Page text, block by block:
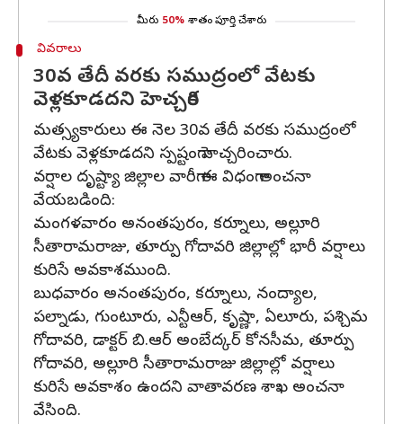
మీరు 50% శాతం పూర్తి చేశారు
వివరాలు
30వ తేదీ వరకు సముద్రంలో వేటకు
వెళ్లకూడదని హెచ్చరిక
మత్స్యకారులు ఈ నెల 30వ తేదీ వరకు సముద్రంలో
వేటకు వెళ్లకూడదని స్పష్టంగా హెచ్చరించారు.
వర్షాల దృష్ట్యా జిల్లాల వారీగా ఈ విధంగా అంచనా
వేయబడింది:
మంగళవారం అనంతపురం, కర్నూలు, అల్లూరి
సీతారామరాజు, తూర్పు గోదావరి జిల్లాల్లో భారీ వర్షాలు
కురిసే అవకాశముంది.
బుధవారం అనంతపురం, కర్నూలు, నంద్యాల,
పల్నాడు, గుంటూరు, ఎన్టీఆర్, కృష్ణా, ఏలూరు, పశ్చిమ
గోదావరి, డాక్టర్ బి.ఆర్ అంబేద్కర్ కోనసీమ, తూర్పు
గోదావరి, అల్లూరి సీతారామరాజు జిల్లాల్లో వర్షాలు
కురిసే అవకాశం ఉందని వాతావరణ శాఖ అంచనా
వేసింది.